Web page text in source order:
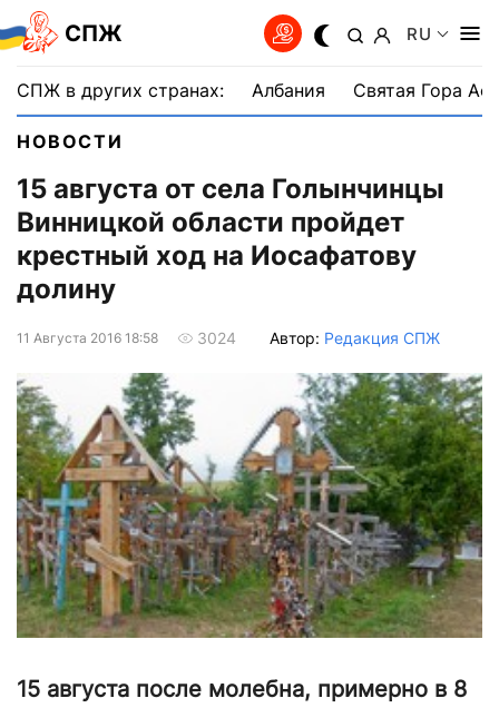
СПЖ RU
СПЖ в других странах: Албания Святая Гора
НОВОСТИ
15 августа от села Голынчинцы
Винницкой области пройдет
крестный ход на Иосафатову
долину
11 Августа 2016 18:58 3024 Автор: Редакция СПЖ
15 августа после молебна, примерно в 8